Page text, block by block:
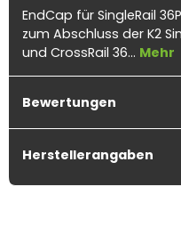
EndCap für SingleRail
zum Abschluss der K2
und CrossRail 36… Mehr
Bewertungen
Herstellerangaben